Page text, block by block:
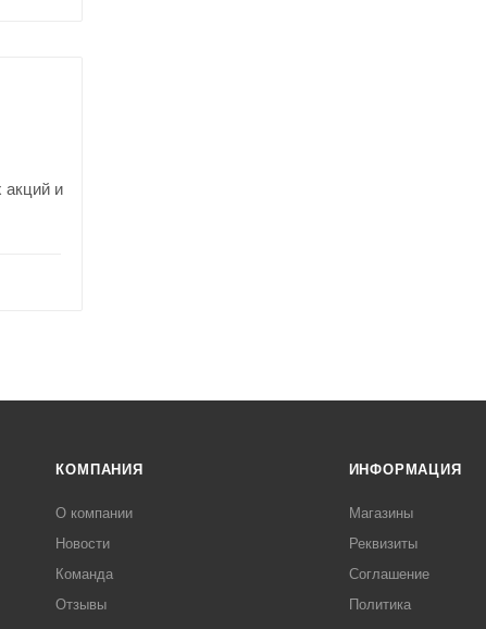
акций и
КОМПАНИЯ
О компании
Новости
Команда
Отзывы
ИНФОРМАЦИЯ
Магазины
Реквизиты
Соглашение
Политика